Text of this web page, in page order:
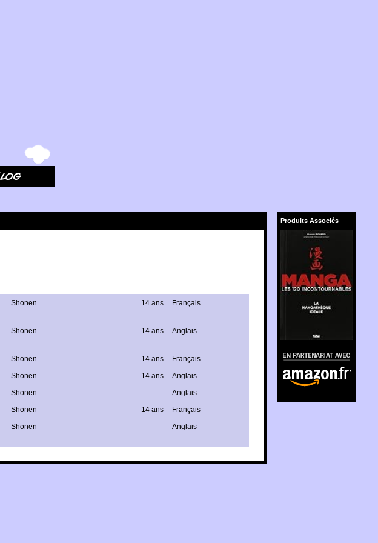
Produits Associés
En partenariat avec
Amazon.fr
Shonen 14 ans Français
Shonen 14 ans Anglais
Shonen 14 ans
Français
Shonen 14 ans
Anglais
Shonen
Anglais
Shonen 14 ans
Français
Shonen Anglais